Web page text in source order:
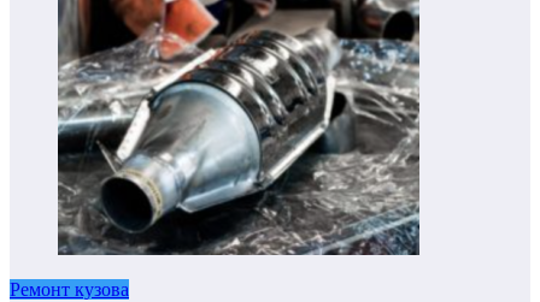
Ремонт кузова